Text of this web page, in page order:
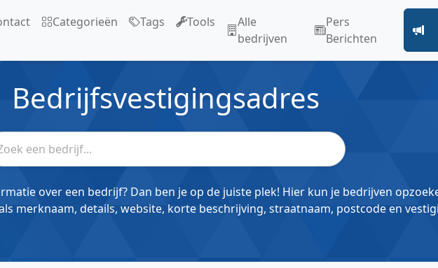
Categorieën Tags Tools
Alle
bedrijven
Pers
Berichten
Bedrijfsvestigingsadres
over een bedrijf? Dan ben je op de juiste plek! Hier kun je bedrijven
merknaam, details, website, korte beschrijving, straatnaam, postcode en